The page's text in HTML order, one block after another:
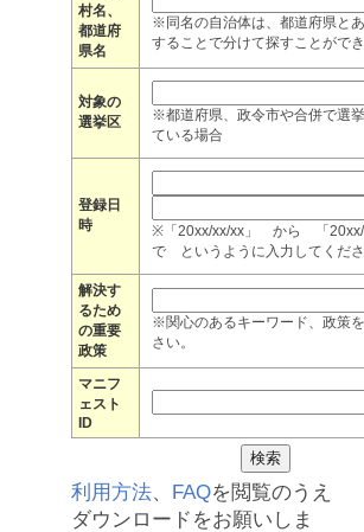
村名、
都道府
県名
※同名の自治体は、都道府県と
することで分けて探すことができ
対象の
選挙区
※都道府県、政令市や合併で選
ている場合
登録日
時
※「20xx/xx/xx」 から 「20xx/
で というように入力してくださ
解決す
るため
の重要
政策
※関心のあるキーワード、政策
さい。
マニフ
ェスト
ID
利用方法、 FAQを閲覧のうえ
ダウンロードをお願いしま